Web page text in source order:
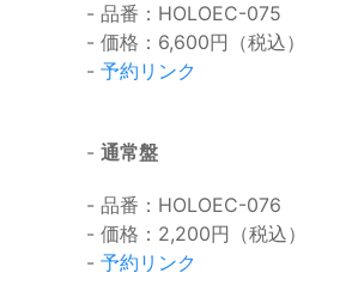
- 品番：HOLOEC-075
- 価格：6,600円（税込）
- 予約リンク
- 通常盤
- 品番：HOLOEC-076
- 価格：2,200円（税込）
- 予約リンク